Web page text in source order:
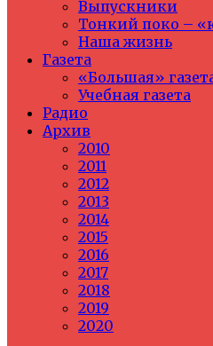
Выпускники
Тонкий поко –
Наша жизнь
Газета
«Большая»
Учебная газета
Радио
Архив
2010
2011
2012
2013
2014
2015
2016
2017
2018
2019
2020